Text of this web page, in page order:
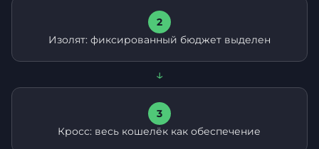
2
Изолят: фиксированный бюджет выделен
↓
3
Кросс: весь кошелёк как обеспечение